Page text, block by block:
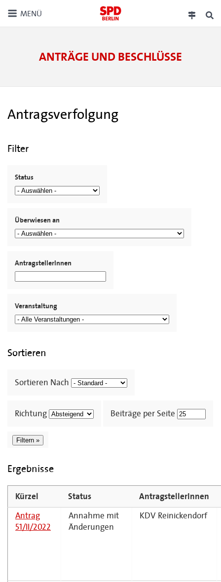
MENÜ
ANTRÄGE UND BESCHLÜSSE
Antragsverfolgung
Filter
Status
Überwiesen an
AntragstellerInnen
Veranstaltung
Sortieren
Sortieren Nach
Richtung Beiträge per Seite
Ergebnisse
Kürzel Status
AntragstellerInnen
Antrag
51/II/2022
Annahme mit
Änderungen
KDV Reinickendorf